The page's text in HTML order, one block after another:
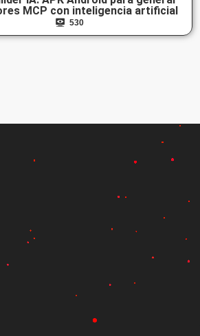
MCP con inteligencia artificial
530